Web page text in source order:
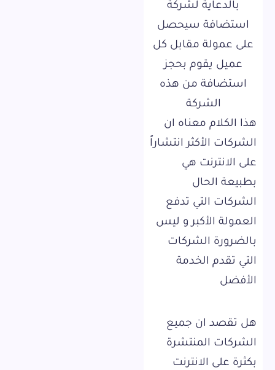
بالدعاية لشركة
استضافة سيحصل
على عمولة مقابل كل
عميل يقوم بحجز
استضافة من هذه
الشركة
هذا الكلام معناه ان
الشركات الأكثر انتشاراً
على الانترنت هي
بطبيعة الحال
الشركات التي تدفع
العمولة الأكبر و ليس
بالضرورة الشركات
التي تقدم الخدمة
الأفضل
هل تقصد ان جميع
الشركات المنتشرة
بكثرة على الانترنت